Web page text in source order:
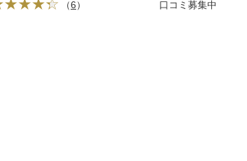
（6）
口コミ募集中